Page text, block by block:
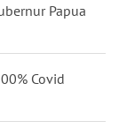
Papua
Covid